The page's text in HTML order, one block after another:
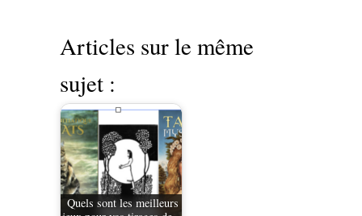
Articles sur le même
sujet :
Quels sont les meilleurs